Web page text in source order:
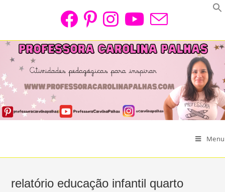
Menu
relatório educação infantil quarto